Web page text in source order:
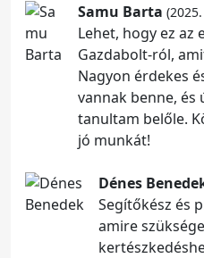
Samu Barta
Lehet, hogy ez az
Gazdabolt-ról,
Nagyon érdekes
vannak benne, és
tanultam belőle.
jó munkát!
Dénes
Segítőkész és
amire